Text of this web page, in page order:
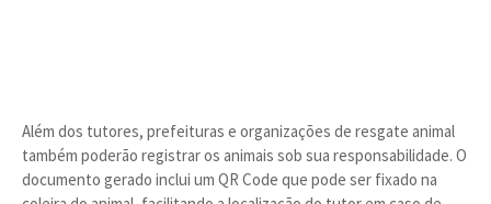
Além dos tutores, prefeituras e organizações de resgate animal
também poderão registrar os animais sob sua responsabilidade. O
documento gerado inclui um QR Code que pode ser fixado na